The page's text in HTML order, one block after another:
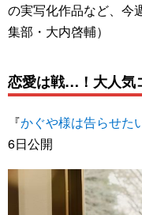
の実写化作品など、今
集部・大内啓輔）
恋愛は戦…！大人気
『かぐや様は告らせ
6日公開